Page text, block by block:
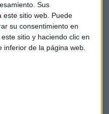
Sus
este sitio web. Puede
su consentimiento en
sitio y haciendo clic en
inferior de la página web.